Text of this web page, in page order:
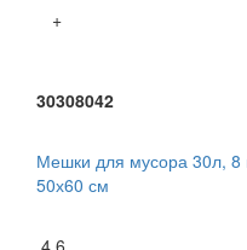
+
30308042
Мешки для мусора 30л, 8
50х60 см
4.6